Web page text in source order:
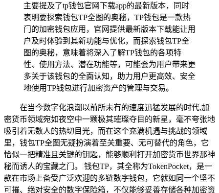
主要提及了tp钱包官网下载app的最新版本，同时
表明要探索钱包TP全图的奥秘，TP钱包是一款热
门的加密钱包应用，官网提供最新版本下载能让用
户及时体验到其新功能与优化，而探索钱包TP全
图的奥秘，意味着将深入了解TP钱包的各项特
性、使用方法、潜在功能等，可能会为用户带来更
多关于该钱包的全面认知，助力用户更高效、安全
地使用TP钱包进行加密资产的管理与交易。
在当今数字化浪潮以前所未有的速度迅猛发展的时代,加
密货币领域宛如夜空中一颗极其璀璨夺目的新星，毫不夸张地
吸引着无数人的热切目光，而在这个充满机遇与挑战的领域
里，钱包TP全图无疑扮演着至关重要、无可替代的角色，它
恰似一把精准且关键的钥匙，能够顺利打开加密货币世界那神
秘而诱人的宝藏之门。 钱包TP，其全称为TokenPocket，是一
款在市场上备受广泛欢迎的多链数字钱包，它就如同一个坚不
可摧、绝对安全的数字保险箱，不仅能够妥善存储各种加密资